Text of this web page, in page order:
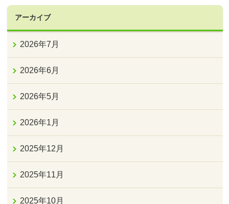
アーカイブ
2026年7月
2026年6月
2026年5月
2026年1月
2025年12月
2025年11月
2025年10月